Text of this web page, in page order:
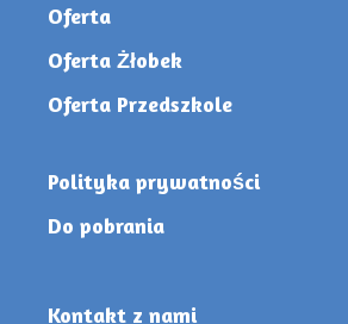
Oferta
Oferta Żłobek
Oferta Przedszkole
Polityka prywatności
Do pobrania
Kontakt z nami